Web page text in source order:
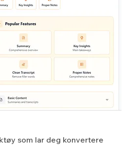
som lar deg konvertere